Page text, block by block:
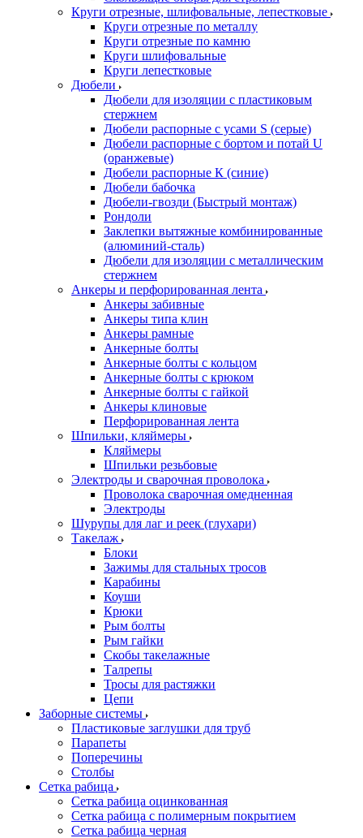
Круги отрезные, шлифовальные, лепестковые
Круги отрезные по металлу
Круги отрезные по камню
Круги шлифовальные
Круги лепестковые
Дюбели
Дюбели для изоляции с пластиковым
стержнем
Дюбели распорные с усами S (серые)
Дюбели распорные c бортом и потай U
(оранжевые)
Дюбели распорные К (синие)
Дюбели бабочка
Дюбели-гвозди (Быстрый монтаж)
Рондоли
Заклепки вытяжные комбинированные
(алюминий-сталь)
Дюбели для изоляции с металлическим
стержнем
Анкеры и перфорированная лента
Анкеры забивные
Анкеры типа клин
Анкеры рамные
Анкерные болты
Анкерные болты с кольцом
Анкерные болты с крюком
Анкерные болты с гайкой
Анкеры клиновые
Перфорированная лента
Шпильки, кляймеры
Кляймеры
Шпильки резьбовые
Электроды и сварочная проволока
Проволока сварочная омедненная
Электроды
Шурупы для лаг и реек (глухари)
Такелаж
Блоки
Зажимы для стальных тросов
Карабины
Коуши
Крюки
Рым болты
Рым гайки
Скобы такелажные
Талрепы
Тросы для растяжки
Цепи
Заборные системы
Пластиковые заглушки для труб
Парапеты
Поперечины
Столбы
Сетка рабица
Сетка рабица оцинкованная
Сетка рабица с полимерным покрытием
Сетка рабица черная